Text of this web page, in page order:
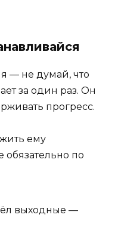
— не думай, что
за один раз. Он
прогресс.
ему
обязательно по
выходные —